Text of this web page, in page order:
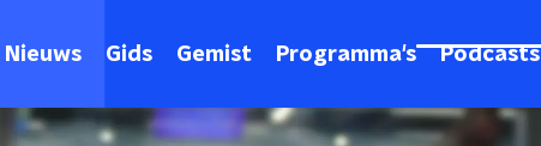
Nieuws Gids Gemist Programma's Podcasts